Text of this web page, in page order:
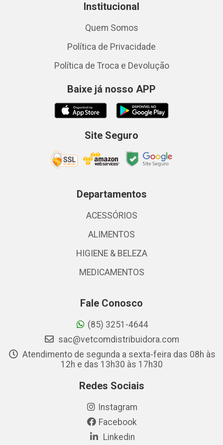
Institucional
Quem Somos
Política de Privacidade
Política de Troca e Devolução
Baixe já nosso APP
Site Seguro
Departamentos
ACESSÓRIOS
ALIMENTOS
HIGIENE & BELEZA
MEDICAMENTOS
Fale Conosco
(85) 3251-4644
sac@vetcomdistribuidora.com
Atendimento de segunda a sexta-feira das 08h às
12h e das 13h30 às 17h30
Redes Sociais
Instagram
Facebook
Linkedin